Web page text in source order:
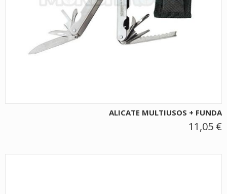
ALICATE MULTIUSOS + FUNDA
11,05 €